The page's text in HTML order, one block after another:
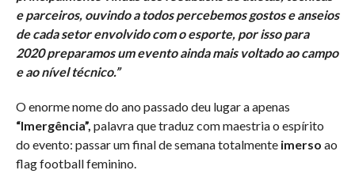
e parceiros, ouvindo a todos percebemos gostos e anseios
de cada setor envolvido com o esporte, por isso para
2020 preparamos um evento ainda mais voltado ao campo
e ao nível técnico.”
O enorme nome do ano passado deu lugar a apenas
“Imergência”, palavra que traduz com maestria o espírito
do evento: passar um final de semana totalmente imerso ao
flag football feminino.